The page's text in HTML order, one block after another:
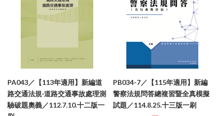
PA043／【113年適用】新編道
路交通法規‧道路交通事故處理測
驗破題奧義／112.7.10.十二版一
PB034-7／【115年適用】新編
警察法規問答總複習暨全真模擬
試題／114.8.25.十三版一刷